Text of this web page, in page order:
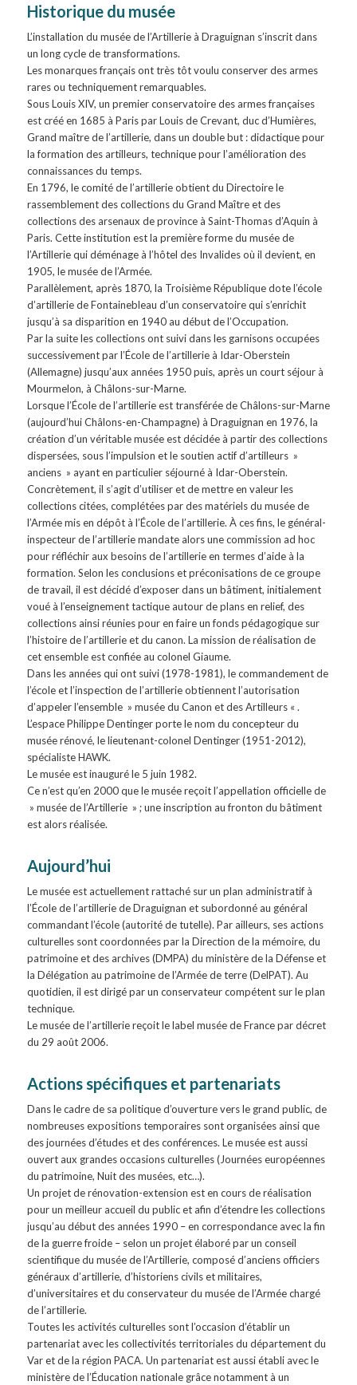
Historique du musée
L’installation du musée de l’Artillerie à Draguignan s’inscrit dans
un long cycle de transformations.
Les monarques français ont très tôt voulu conserver des armes
rares ou techniquement remarquables.
Sous Louis XIV, un premier conservatoire des armes françaises
est créé en 1685 à Paris par Louis de Crevant, duc d’Humières,
Grand maître de l’artillerie, dans un double but : didactique pour
la formation des artilleurs, technique pour l’amélioration des
connaissances du temps.
En 1796, le comité de l’artillerie obtient du Directoire le
rassemblement des collections du Grand Maître et des
collections des arsenaux de province à Saint-Thomas d’Aquin à
Paris. Cette institution est la première forme du musée de
l’Artillerie qui déménage à l’hôtel des Invalides où il devient, en
1905, le musée de l’Armée.
Parallèlement, après 1870, la Troisième République dote l’école
d’artillerie de Fontainebleau d’un conservatoire qui s’enrichit
jusqu’à sa disparition en 1940 au début de l’Occupation.
Par la suite les collections ont suivi dans les garnisons occupées
successivement par l’École de l’artillerie à Idar-Oberstein
(Allemagne) jusqu’aux années 1950 puis, après un court séjour à
Mourmelon, à Châlons-sur-Marne.
Lorsque l’École de l’artillerie est transférée de Châlons-sur-Marne
(aujourd’hui Châlons-en-Champagne) à Draguignan en 1976, la
création d’un véritable musée est décidée à partir des collections
dispersées, sous l’impulsion et le soutien actif d’artilleurs »
anciens » ayant en particulier séjourné à Idar-Oberstein.
Concrètement, il s’agit d’utiliser et de mettre en valeur les
collections citées, complétées par des matériels du musée de
l’Armée mis en dépôt à l’École de l’artillerie. À ces fins, le général-
inspecteur de l’artillerie mandate alors une commission ad hoc
pour réfléchir aux besoins de l’artillerie en termes d’aide à la
formation. Selon les conclusions et préconisations de ce groupe
de travail, il est décidé d’exposer dans un bâtiment, initialement
voué à l’enseignement tactique autour de plans en relief, des
collections ainsi réunies pour en faire un fonds pédagogique sur
l’histoire de l’artillerie et du canon. La mission de réalisation de
cet ensemble est confiée au colonel Giaume.
Dans les années qui ont suivi (1978-1981), le commandement de
l’école et l’inspection de l’artillerie obtiennent l’autorisation
d’appeler l’ensemble » musée du Canon et des Artilleurs « .
L’espace Philippe Dentinger porte le nom du concepteur du
musée rénové, le lieutenant-colonel Dentinger (1951-2012),
spécialiste HAWK.
Le musée est inauguré le 5 juin 1982.
Ce n’est qu’en 2000 que le musée reçoit l’appellation officielle de
» musée de l’Artillerie » ; une inscription au fronton du bâtiment
est alors réalisée.
Aujourd’hui
Le musée est actuellement rattaché sur un plan administratif à
l’École de l’artillerie de Draguignan et subordonné au général
commandant l’école (autorité de tutelle). Par ailleurs, ses actions
culturelles sont coordonnées par la Direction de la mémoire, du
patrimoine et des archives (DMPA) du ministère de la Défense et
la Délégation au patrimoine de l’Armée de terre (DelPAT). Au
quotidien, il est dirigé par un conservateur compétent sur le plan
technique.
Le musée de l’artillerie reçoit le label musée de France par décret
du 29 août 2006.
Actions spécifiques et partenariats
Dans le cadre de sa politique d’ouverture vers le grand public, de
nombreuses expositions temporaires sont organisées ainsi que
des journées d’études et des conférences. Le musée est aussi
ouvert aux grandes occasions culturelles (Journées européennes
du patrimoine, Nuit des musées, etc…).
Un projet de rénovation-extension est en cours de réalisation
pour un meilleur accueil du public et afin d’étendre les collections
jusqu’au début des années 1990 – en correspondance avec la fin
de la guerre froide – selon un projet élaboré par un conseil
scientifique du musée de l’Artillerie, composé d’anciens officiers
généraux d’artillerie, d’historiens civils et militaires,
d’universitaires et du conservateur du musée de l’Armée chargé
de l’artillerie.
Toutes les activités culturelles sont l’occasion d’établir un
partenariat avec les collectivités territoriales du département du
Var et de la région PACA. Un partenariat est aussi établi avec le
ministère de l’Éducation nationale grâce notamment à un